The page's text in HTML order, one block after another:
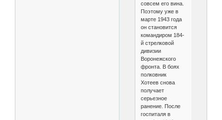
совсем его вина.
Поэтому уже в
марте 1943 года
он становится
командиром 184-
й стрелковой
дивизии
Воронежского
фронта. В боях
полковник
Хотеев снова
получает
серьезное
ранение. После
госпиталя в